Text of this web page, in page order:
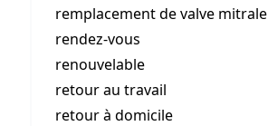
remplacement de valve mitrale
rendez-vous
renouvelable
retour au travail
retour à domicile